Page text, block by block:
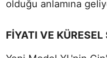
olduğu anlamına
FİYATI VE